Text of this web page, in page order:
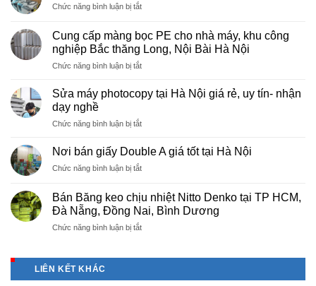
Chức năng bình luận bị tắtở
photocopy
tại
Việt
Phú
Thọ
Cung cấp màng bọc PE cho nhà máy, khu công
nghiệp Bắc thăng Long, Nội Bài Hà Nội
Chức năng bình luận bị tắtở
màng
PE
nhà
khu
nghiệp
Bắc
Long,
Bài
Nội
Sửa máy photocopy tại Hà Nội giá rẻ, uy tín- nhận
dạy nghề
Chức năng bình luận bị tắtở
máy
photocopy
tại
Nội
giá
uy
nghề
Nơi bán giấy Double A giá tốt tại Hà Nội
Chức năng bình luận bị tắtở
giấy
Double
A
Bán Băng keo chịu nhiệt Nitto Denko tại TP HCM,
Đà Nẵng, Đồng Nai, Bình Dương
Chức năng bình luận bị tắtở
LIÊN KẾT KHÁC